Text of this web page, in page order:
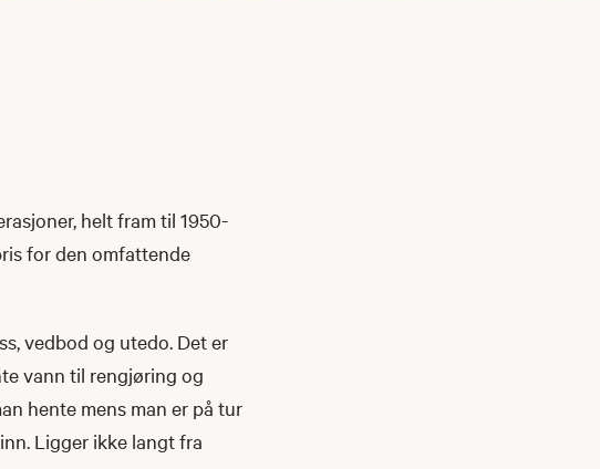
helt fram til 1950-
for den omfattende
vedbod og utedo. Det er
vann til rengjøring og
hente mens man er på tur
Ligger ikke langt fra